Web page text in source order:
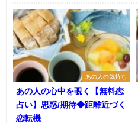
あの人の気持ち
あの人の心中を覗く【無料恋
占い】思惑/期待◆距離近づく
恋転機